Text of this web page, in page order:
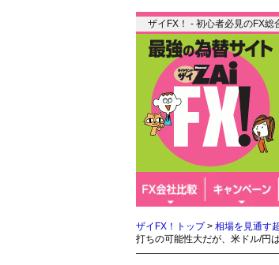
ザイFX！ - 初心者必見のFX総
ザイFX！トップ> 相場を見通す
打ちの可能性大だが、米ドル/円